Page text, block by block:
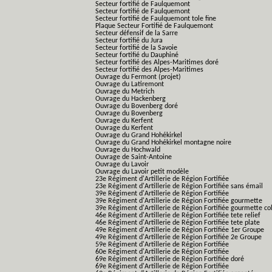
Secteur fortifié de Faulquemont
Secteur fortifié de Faulquemont
Secteur fortifié de Faulquemont tole fine
Plaque Secteur Fortifié de Faulquemont
Secteur défensif de la Sarre
Secteur fortifié du Jura
Secteur fortifié de la Savoie
Secteur fortifié du Dauphiné
Secteur fortifié des Alpes-Maritimes doré
Secteur fortifié des Alpes-Maritimes
Ouvrage du Fermont (projet)
Ouvrage du Latiremont
Ouvrage du Metrich
Ouvrage du Hackenberg
Ouvrage du Bovenberg doré
Ouvrage du Bovenberg
Ouvrage du Kerfent
Ouvrage du Kerfent
Ouvrage du Grand Hohékirkel
Ouvrage du Grand Hohékirkel montagne noire
Ouvrage du Hochwald
Ouvrage de Saint-Antoine
Ouvrage du Lavoir
Ouvrage du Lavoir petit modèle
23e Régiment d'Artillerie de Région Fortifiée
23e Régiment d'Artillerie de Région Fortifiée sans émail
39e Régiment d'Artillerie de Région Fortifiée
39e Régiment d'Artillerie de Région Fortifiée gourmette
39e Régiment d'Artillerie de Région Fortifiée gourmette
46e Régiment d'Artillerie de Région Fortifiée tete relief
46e Régiment d'Artillerie de Région Fortifiée tete plate
49e Régiment d'Artillerie de Région Fortifiée 1er Groupe
49e Régiment d'Artillerie de Région Fortifiée 2e Groupe
59e Régiment d'Artillerie de Région Fortifiée
60e Régiment d'Artillerie de Région Fortifiée
69e Régiment d'Artillerie de Région Fortifiée doré
69e Régiment d'Artillerie de Région Fortifiée